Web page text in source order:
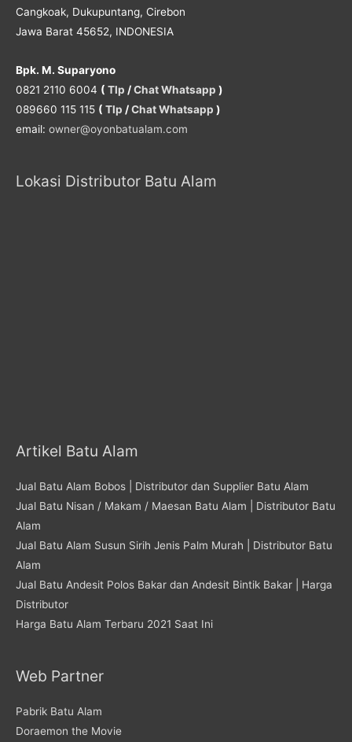
Cangkoak, Dukupuntang, Cirebon
Jawa Barat 45652, INDONESIA
Bpk. M. Suparyono
0821 2110 6004 ( Tlp /Chat Whatsapp )
089660 115 115 ( Tlp /Chat Whatsapp )
email: owner@oyonbatualam.com
Lokasi Distributor Batu Alam
Artikel Batu Alam
Jual Batu Alam Bobos | Distributor dan Supplier Batu Alam
Jual Batu Nisan / Makam / Maesan Batu Alam | Distributor Batu
Alam
Jual Batu Alam Susun Sirih Jenis Palm Murah | Distributor Batu
Alam
Jual Batu Andesit Polos Bakar dan Andesit Bintik Bakar | Harga
Distributor
Harga Batu Alam Terbaru 2021 Saat Ini
Web Partner
Pabrik Batu Alam
Doraemon the Movie